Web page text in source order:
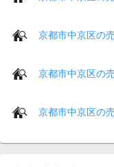
京都市中京区の
京都市中京区の
京都市中京区の